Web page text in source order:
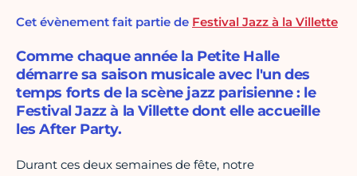
Cet évènement fait partie de Festival Jazz à la Villette
Comme chaque année la Petite Halle
démarre sa saison musicale avec l'un des
temps forts de la scène jazz parisienne : le
Festival Jazz à la Villette dont elle accueille
les After Party.
Durant ces deux semaines de fête, notre